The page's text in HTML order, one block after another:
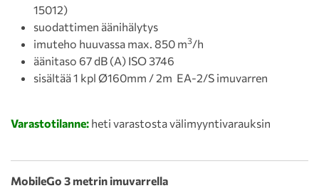
15012)
suodattimen äänihälytys
imuteho huuvassa max. 850 m3/h
äänitaso 67 dB (A) ISO 3746
sisältää 1 kpl Ø160mm / 2m EA-2/S imuvarren
Varastotilanne: heti varastosta välimyyntivarauksin
MobileGo 3 metrin imuvarrella